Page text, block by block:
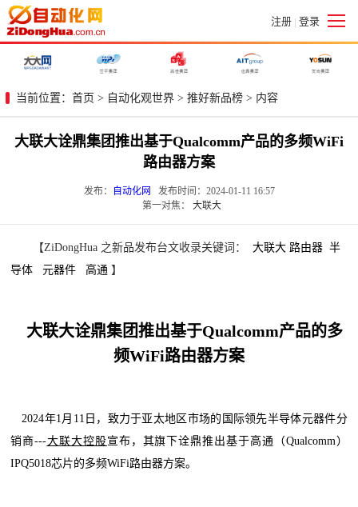
注册 | 登录
当前位置： 首页 > 自动化观世界 > 推好新品榜 > 内容
大联大诠鼎集团推出基于Qualcomm产品的多频WiFi
路由器方案
发布： 自动化网
发布时间：2024-01-11 16:57
第一对焦： 大联大
【ZiDongHua 之新品发布台文收录关键词：大联大 路由器 半
导体 元器件 高通 】
大联大诠鼎集团推出基于Qualcomm产品的多
频WiFi路由器方案
2024年1月11日，致力于亚太地区市场的国际领先半导体元器件分
销商---大联大控股宣布，其旗下诠鼎推出基于高通（Qualcomm）
IPQ5018芯片的多频WiFi路由器方案。